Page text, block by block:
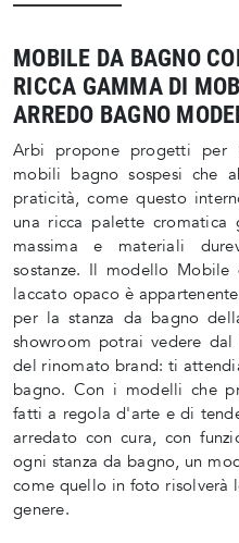
MOBILE DA BAGNO
RICCA GAMMA DI
ARREDO BAGNO
Arbi propone progetti per
mobili bagno sospesi che
praticità, come questo
una ricca palette cromatica
massima e materiali
sostanze. Il modello
laccato opaco è
per la stanza da bagno
showroom potrai vedere
del rinomato brand: ti
bagno. Con i modelli che
fatti a regola d'arte e di
arredato con cura, con
ogni stanza da bagno, un
come quello in foto risolverà
genere.